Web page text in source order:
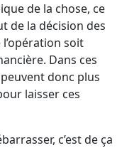
de la chose, ce
de la décision des
soit
Dans ces
donc plus
laisser ces
c’est de ça